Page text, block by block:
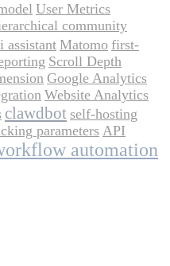
User Metrics
community
assistant Matomo first-
Scroll Depth
Google Analytics
Website Analytics
clawdbot self-hosting
parameters API
automation